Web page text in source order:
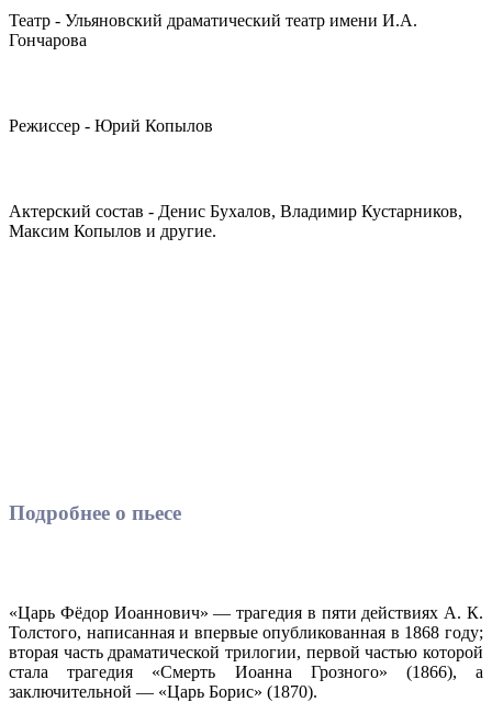
Театр - Ульяновский драматический театр имени И.А.
Гончарова
Режиссер - Юрий Копылов
Актерский состав - Денис Бухалов, Владимир Кустарников,
Максим Копылов и другие.
Подробнее о пьесе
«Царь Фёдор Иоаннович» — трагедия в пяти действиях А. К.
Толстого, написанная и впервые опубликованная в 1868 году;
вторая часть драматической трилогии, первой частью которой
стала трагедия «Смерть Иоанна Грозного» (1866), а
заключительной — «Царь Борис» (1870).